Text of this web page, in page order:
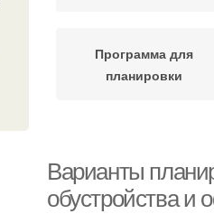
Программа для
планировки
расстановки
Варианты
обустройства и